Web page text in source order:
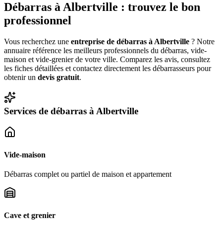
Débarras àAlbertville : trouvez le bon
professionnel
Vous recherchez une entreprise de débarras à Albertville ? Notre
annuaire référence les meilleurs professionnels du débarras, vide-
maison et vide-grenier de votre ville. Comparez les avis, consultez
les fiches détaillées et contactez directement les débarrasseurs pour
obtenir un devis gratuit.
Services de débarras à Albertville
Vide-maison
Débarras complet ou partiel de maison et appartement
Cave et grenier